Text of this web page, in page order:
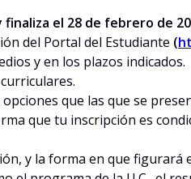
el 28 de febrero de
del Portal del Estudiante (
y en los plazos indicados.
que las que se
que tu inscripción es
y la forma en que figurará